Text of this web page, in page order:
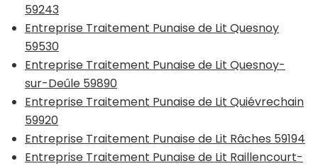
59243
Entreprise Traitement Punaise de Lit Quesnoy
59530
Entreprise Traitement Punaise de Lit Quesnoy-
sur-Deûle 59890
Entreprise Traitement Punaise de Lit Quiévrechain
59920
Entreprise Traitement Punaise de Lit Râches 59194
Entreprise Traitement Punaise de Lit Raillencourt-